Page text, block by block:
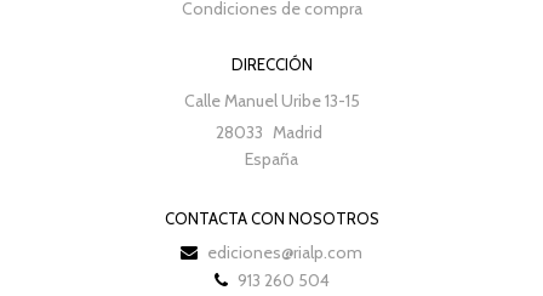
Condiciones de compra
DIRECCIÓN
Calle Manuel Uribe 13-15
28033 Madrid
España
CONTACTA CON NOSOTROS
ediciones@rialp.com
913 260 504